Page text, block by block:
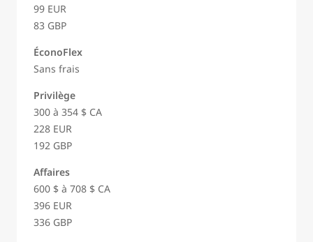
99 EUR
83 GBP
ÉconoFlex
Sans frais
Privilège
300 à 354 $ CA
228 EUR
192 GBP
Affaires
600 $ à 708 $ CA
396 EUR
336 GBP